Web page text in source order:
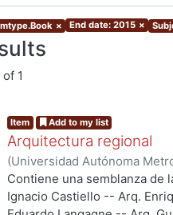
× End date: 2015 ×
of 1
Item Add to my list
Arquitectura regional
(Universidad Autónoma
Artes para el Diseño,
Diseño,2012)Langagne
Contiene una semblanza de
Ignacio Castiello -- Arq.